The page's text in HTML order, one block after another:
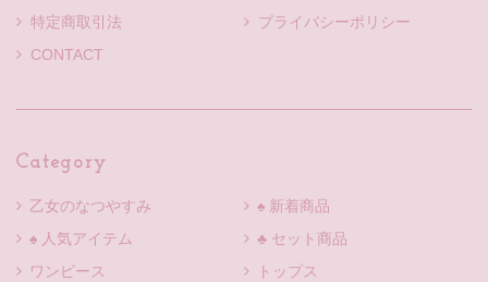
特定商取引法
プライバシーポリシー
CONTACT
Category
乙女のなつやすみ
♠ 新着商品
♠ 人気アイテム
♣ セット商品
ワンピース
トップス